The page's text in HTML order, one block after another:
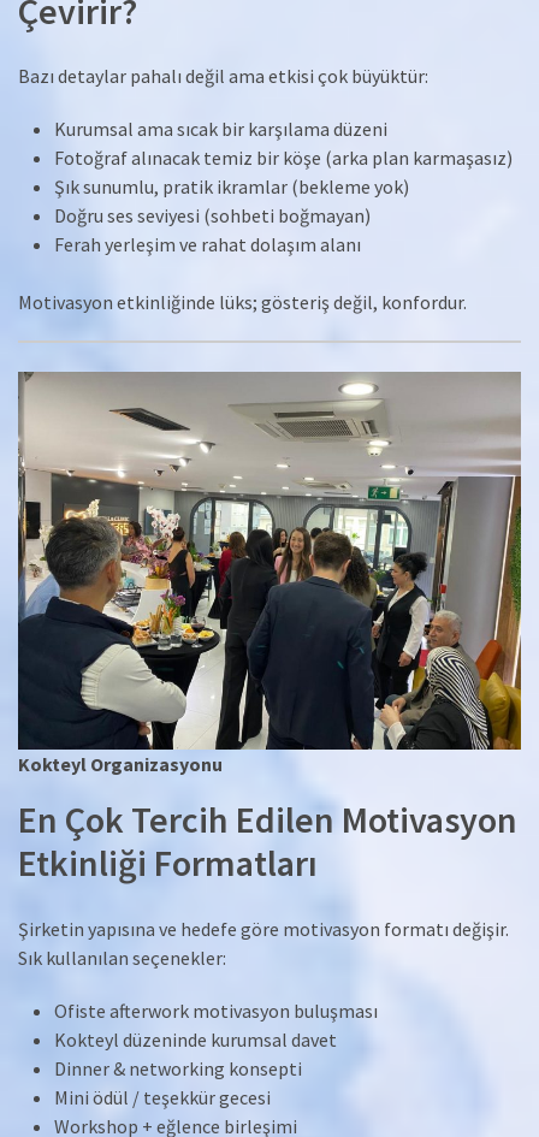
Çevirir?
Bazı detaylar pahalı değil ama etkisi çok büyüktür:
Kurumsal ama sıcak bir karşılama düzeni
Fotoğraf alınacak temiz bir köşe (arka plan karmaşasız)
Şık sunumlu, pratik ikramlar (bekleme yok)
Doğru ses seviyesi (sohbeti boğmayan)
Ferah yerleşim ve rahat dolaşım alanı
Motivasyon etkinliğinde lüks; gösteriş değil, konfordur.
Kokteyl Organizasyonu
En Çok Tercih Edilen Motivasyon
Etkinliği Formatları
Şirketin yapısına ve hedefe göre motivasyon formatı değişir.
Sık kullanılan seçenekler:
Ofiste afterwork motivasyon buluşması
Kokteyl düzeninde kurumsal davet
Dinner & networking konsepti
Mini ödül / teşekkür gecesi
Workshop + eğlence birleşimi